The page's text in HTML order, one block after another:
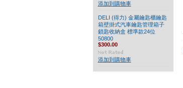
添加到購物車
DELI (得力) 金屬鑰匙櫃鑰匙
箱壁掛式汽車鑰匙管理箱子
鎖匙收納盒 標準款24位
50800
$300.00
添加到購物車